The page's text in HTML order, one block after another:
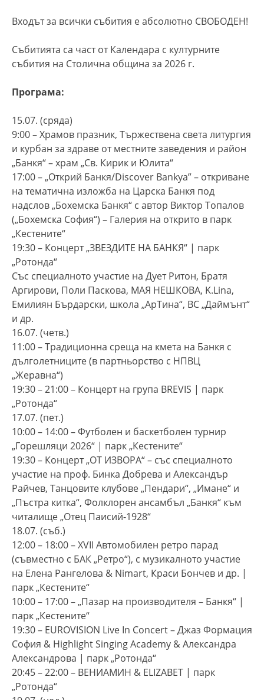
Входът за всички събития е абсолютно СВОБОДЕН!
Събитията са част от Календара с културните
събития на Столична община за 2026 г.
Програма:
15.07. (сряда)
9:00 – Храмов празник, Тържествена света литургия
и курбан за здраве от местните заведения и район
„Банкя“ – храм „Св. Кирик и Юлита“
17:00 – „Открий Банкя/Discover Bankya” – откриване
на тематична изложба на Царска Банкя под
надслов „Бохемска Банкя“ с автор Виктор Топалов
(„Бохемска София“) – Галерия на открито в парк
„Кестените“
19:30 – Концерт „ЗВЕЗДИТЕ НА БАНКЯ“ | парк
„Ротонда“
Със специалното участие на Дует Ритон, Братя
Аргирови, Поли Паскова, МАЯ НЕШКОВА, K.Lina,
Емилиян Бърдарски, школа „АрТина“, ВС „Даймънт“
и др.
16.07. (четв.)
11:00 – Традиционна среща на кмета на Банкя с
дълголетниците (в партньорство с НПВЦ
„Жеравна“)
19:30 – 21:00 – Концерт на група BREVIS | парк
„Ротонда“
17.07. (пет.)
10:00 – 14:00 – Футболен и баскетболен турнир
„Горешляци 2026“ | парк „Кестените“
19:30 – Концерт „ОТ ИЗВОРА“ – със специалното
участие на проф. Бинка Добрева и Александър
Райчев, Танцовите клубове „Пендари“, „Имане“ и
„Пъстра китка“, Фолклорен ансамбъл „Банкя“ към
читалище „Отец Паисий-1928“
18.07. (съб.)
12:00 – 18:00 – XVII Автомобилен ретро парад
(съвместно с БАК „Ретро“), с музикалното участие
на Елена Рангелова & Nimart, Краси Бончев и др. |
парк „Кестените“
10:00 – 17:00 – „Пазар на производителя – Банкя“ |
парк „Кестените“
19:30 – EUROVISION Live In Concert – Джаз Формация
София & Highlight Singing Academy & Александра
Александрова | парк „Ротонда“
20:45 – 22:00 – ВЕНИАМИН & ELIZABET | парк
„Ротонда“